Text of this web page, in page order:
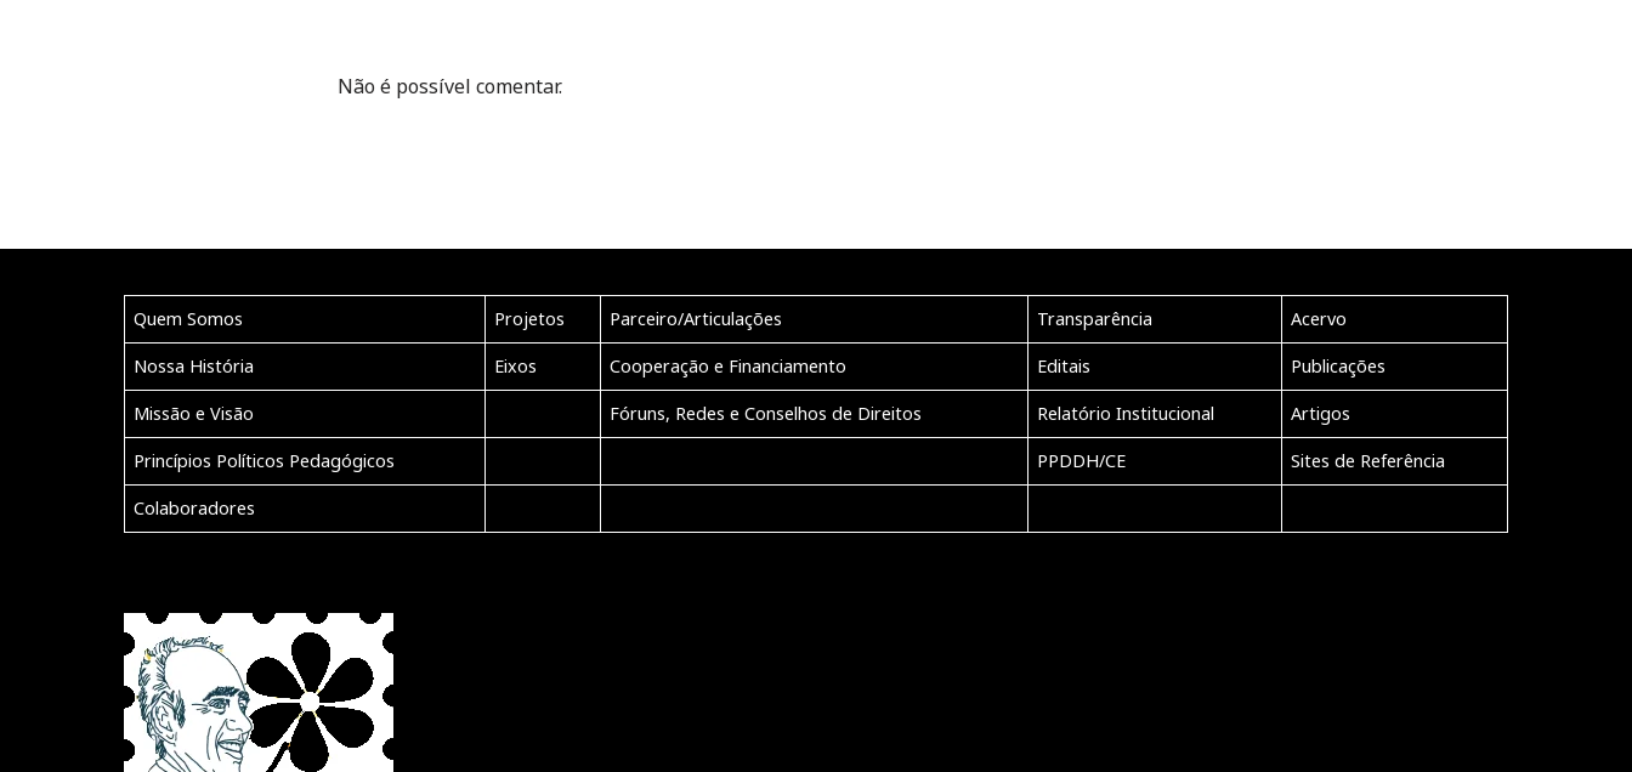
Não é possível comentar.
Quem Somos Projetos Parceiro/Articulações Transparência Acervo
Nossa História Eixos Cooperação e Financiamento Editais Publicações
Missão e Visão Fóruns, Redes e Conselhos de Direitos Relatório Institucional Artigos
Princípios Políticos Pedagógicos PPDDH/CE Sites de Referência
Colaboradores